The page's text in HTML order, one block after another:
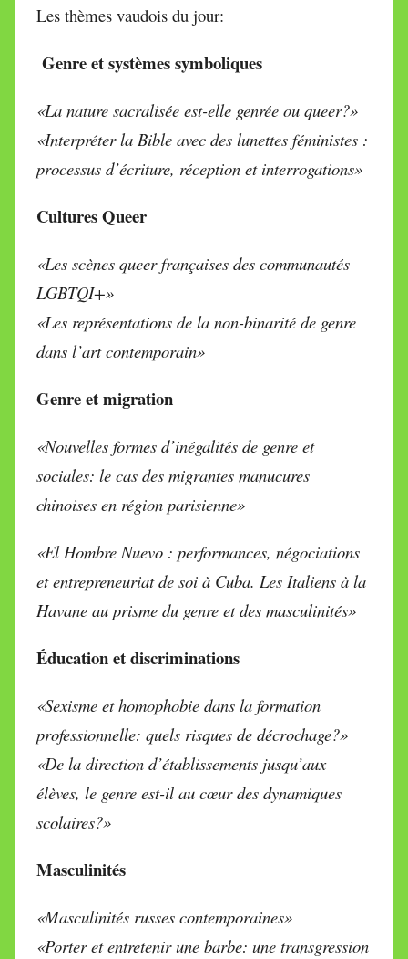
Les thèmes vaudois du jour:
Genre et systèmes symboliques
«La nature sacralisée est-elle genrée ou queer?»
«Interpréter la Bible avec des lunettes féministes :
processus d’écriture, réception et interrogations»
Cultures Queer
«Les scènes queer françaises des communautés
LGBTQI+»
«Les représentations de la non-binarité de genre
dans l’art contemporain»
Genre et migration
«Nouvelles formes d’inégalités de genre et
sociales: le cas des migrantes manucures
chinoises en région parisienne»
«El Hombre Nuevo : performances, négociations
et entrepreneuriat de soi à Cuba. Les Italiens à la
Havane au prisme du genre et des masculinités»
Éducation et discriminations
«Sexisme et homophobie dans la formation
professionnelle: quels risques de décrochage?»
«De la direction d’établissements jusqu’aux
élèves, le genre est-il au cœur des dynamiques
scolaires?»
Masculinités
«Masculinités russes contemporaines»
«Porter et entretenir une barbe: une transgression